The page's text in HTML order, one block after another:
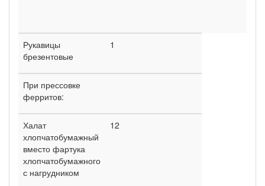
Рукавицы
брезентовые
1
При прессовке
ферритов:
Халат
хлопчатобумажный
вместо фартука
хлопчатобумажного
с нагрудником
12